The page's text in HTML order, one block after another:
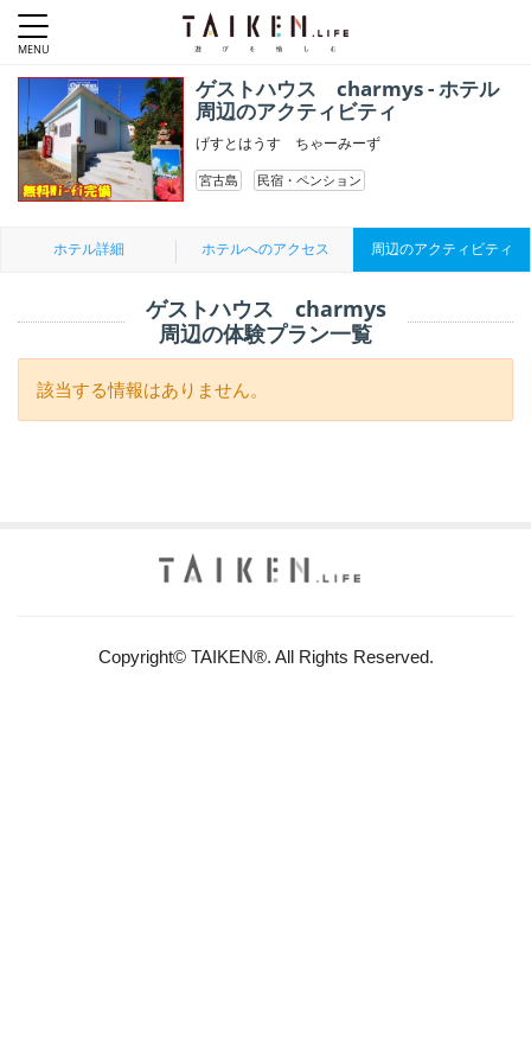
ゲストハウス charmys - ホテル
周辺のアクティビティ
げすとはうす ちゃーみーず
宮古島 民宿・ペンション
ホテル詳細 ホテルへのアクセス 周辺のアクティビティ
ゲストハウス charmys
周辺の体験プラン一覧
該当する情報はありません。
Copyright© TAIKEN®. All Rights Reserved.